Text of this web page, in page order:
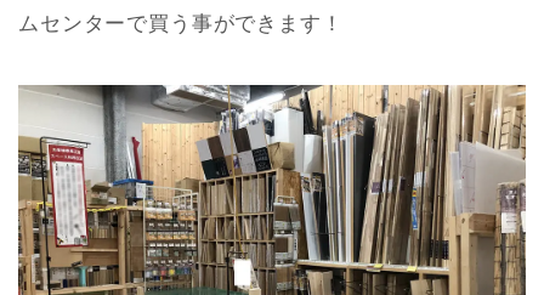
ムセンターで買う事ができます！